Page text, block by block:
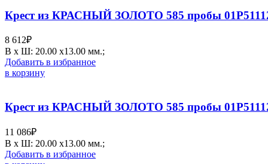
Крест из КРАСНЫЙ ЗОЛОТО 585 пробы
8 612₽
В х Ш: 20.00 х13.00 мм.;
Добавить в избранное
в корзину
Крест из КРАСНЫЙ ЗОЛОТО 585 пробы
11 086₽
В х Ш: 20.00 х13.00 мм.;
Добавить в избранное